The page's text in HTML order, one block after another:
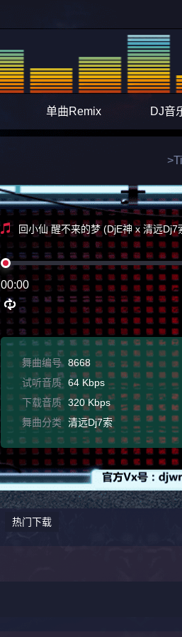
单曲Remix DJ音
回小仙 醒不来的梦 (DjE神 x 清远Dj7
00:00
舞曲编号 8668
试听音质 64 Kbps
下载音质 320 Kbps
舞曲分类 清远Dj7索
热门下载